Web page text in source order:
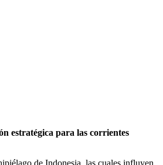
estratégica para las corrientes
de Indonesia, las cuales influyen